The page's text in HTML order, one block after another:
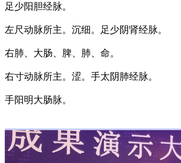
足少阳胆经脉。
左尺动脉所主。沉细。足少阴肾经脉。
右肺、大肠、脾、肺、命。
右寸动脉所主。涩。手太阴肺经脉。
手阳明大肠脉。